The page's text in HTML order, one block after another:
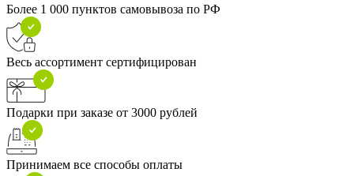
Более 1 000 пунктов самовывоза по РФ
Весь ассортимент сертифицирован
Подарки при заказе от 3000 рублей
Принимаем все способы оплаты